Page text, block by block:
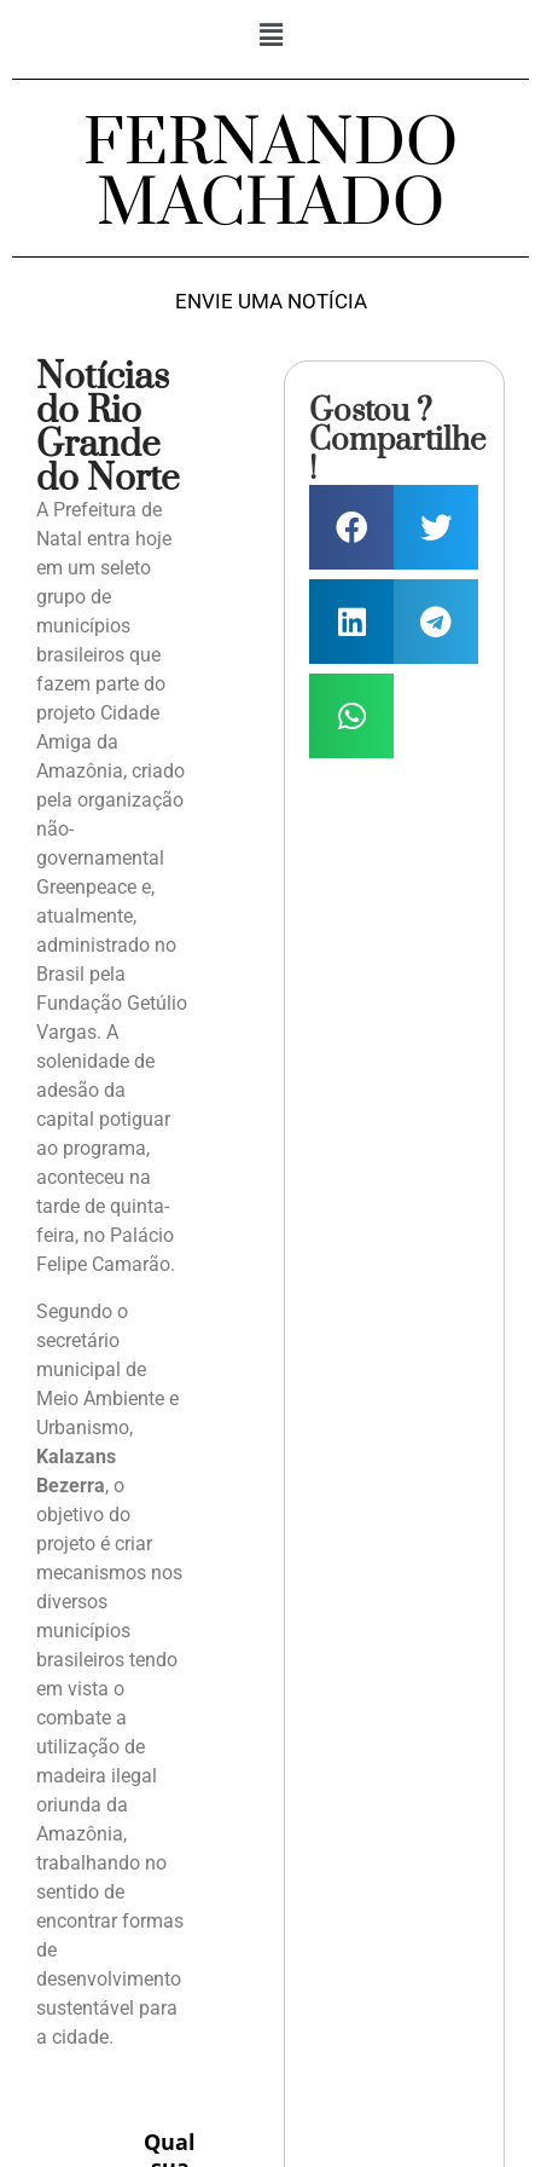
FERNANDO
MACHADO
ENVIE UMA NOTÍCIA
Notícias
do Rio
Grande
do Norte
A Prefeitura de
Natal entra hoje
em um seleto
grupo de
municípios
brasileiros que
fazem parte do
projeto Cidade
Amiga da
Amazônia, criado
pela organização
não-
governamental
Greenpeace e,
atualmente,
administrado no
Brasil pela
Fundação Getúlio
Vargas. A
solenidade de
adesão da
capital potiguar
ao programa,
aconteceu na
tarde de quinta-
feira, no Palácio
Felipe Camarão.
Segundo o
secretário
municipal de
Meio Ambiente e
Urbanismo,
Kalazans
Bezerra, o
objetivo do
projeto é criar
mecanismos nos
diversos
municípios
brasileiros tendo
em vista o
combate a
utilização de
madeira ilegal
oriunda da
Amazônia,
trabalhando no
sentido de
encontrar formas
de
desenvolvimento
sustentável para
a cidade.
Qual
Gostou ?
Compartilhe
!